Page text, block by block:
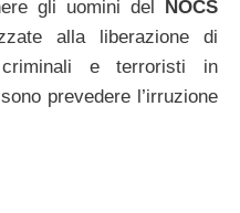
gli uomini del NOCS
alla liberazione di
e terroristi in
prevedere l’irruzione